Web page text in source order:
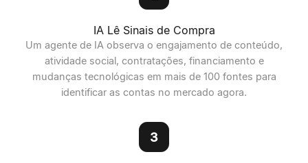
IA Lê Sinais de Compra
Um agente de IA observa o engajamento de conteúdo,
atividade social, contratações, financiamento e
mudanças tecnológicas em mais de 100 fontes para
identificar as contas no mercado agora.
3